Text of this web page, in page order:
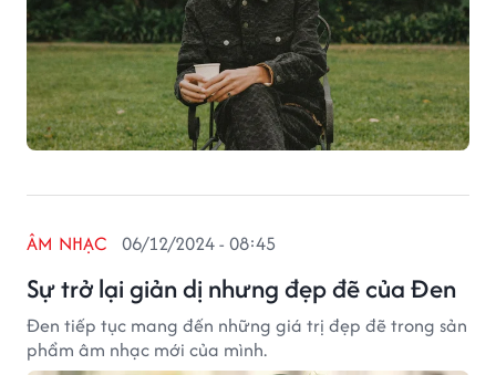
Sự trở lại giản dị nhưng đẹp đẽ của Đen
ÂM NHẠC 06/12/2024 - 08:45
Đen tiếp tục mang đến những giá trị đẹp đẽ trong sản
phẩm âm nhạc mới của mình.